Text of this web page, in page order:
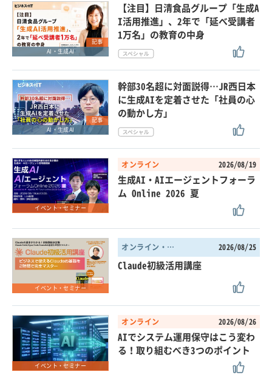
記事
AI・生成AI
【注目】日清食品グループ「生成A
I活用推進」、2年で「延べ受講者
1万名」の教育の中身
記事
AI・生成AI
幹部30名超に対面説得…JR西日本
に生成AIを定着させた「社員の心
の動かし方」
イベント・セミナー
オンライン 2026/08/19
生成AI・AIエージェントフォーラ
ム Online 2026 夏
イベント・セミナー
オンライン・東京都 2026/08/25
Claude初級活用講座
イベント・セミナー
オンライン 2026/08/26
AIでシステム運用保守はこう変わ
る！取り組むべき3つのポイント